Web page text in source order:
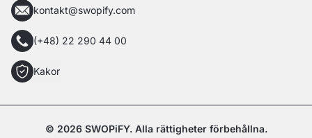
kontakt@swopify.com
(+48) 22 290 44 00
Kakor
© 2026 SWOPiFY. Alla rättigheter förbehållna.